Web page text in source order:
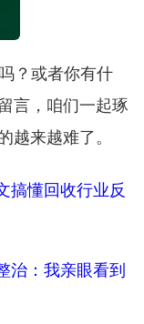
？或者你有什
言，咱们一起琢
越来越难了。
搞懂回收行业反
治：我亲眼看到